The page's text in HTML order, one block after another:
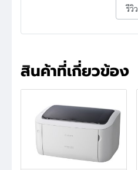
รีวิว
สินค้าที่เกี่ยวข้อง